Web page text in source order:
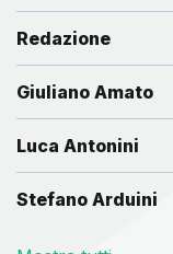
Redazione
Giuliano Amato
Luca Antonini
Stefano Arduini